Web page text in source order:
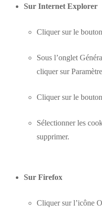
Sur Internet Explorer
Cliquer sur le
Sous l’onglet
cliquer sur
Cliquer sur le
Sélectionner les
supprimer.
Sur Firefox
Cliquer sur l’icône